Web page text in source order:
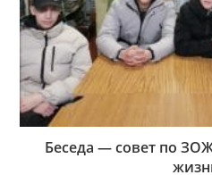
Беседа — совет по